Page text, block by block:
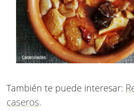
También te puede interesar:
caseros.